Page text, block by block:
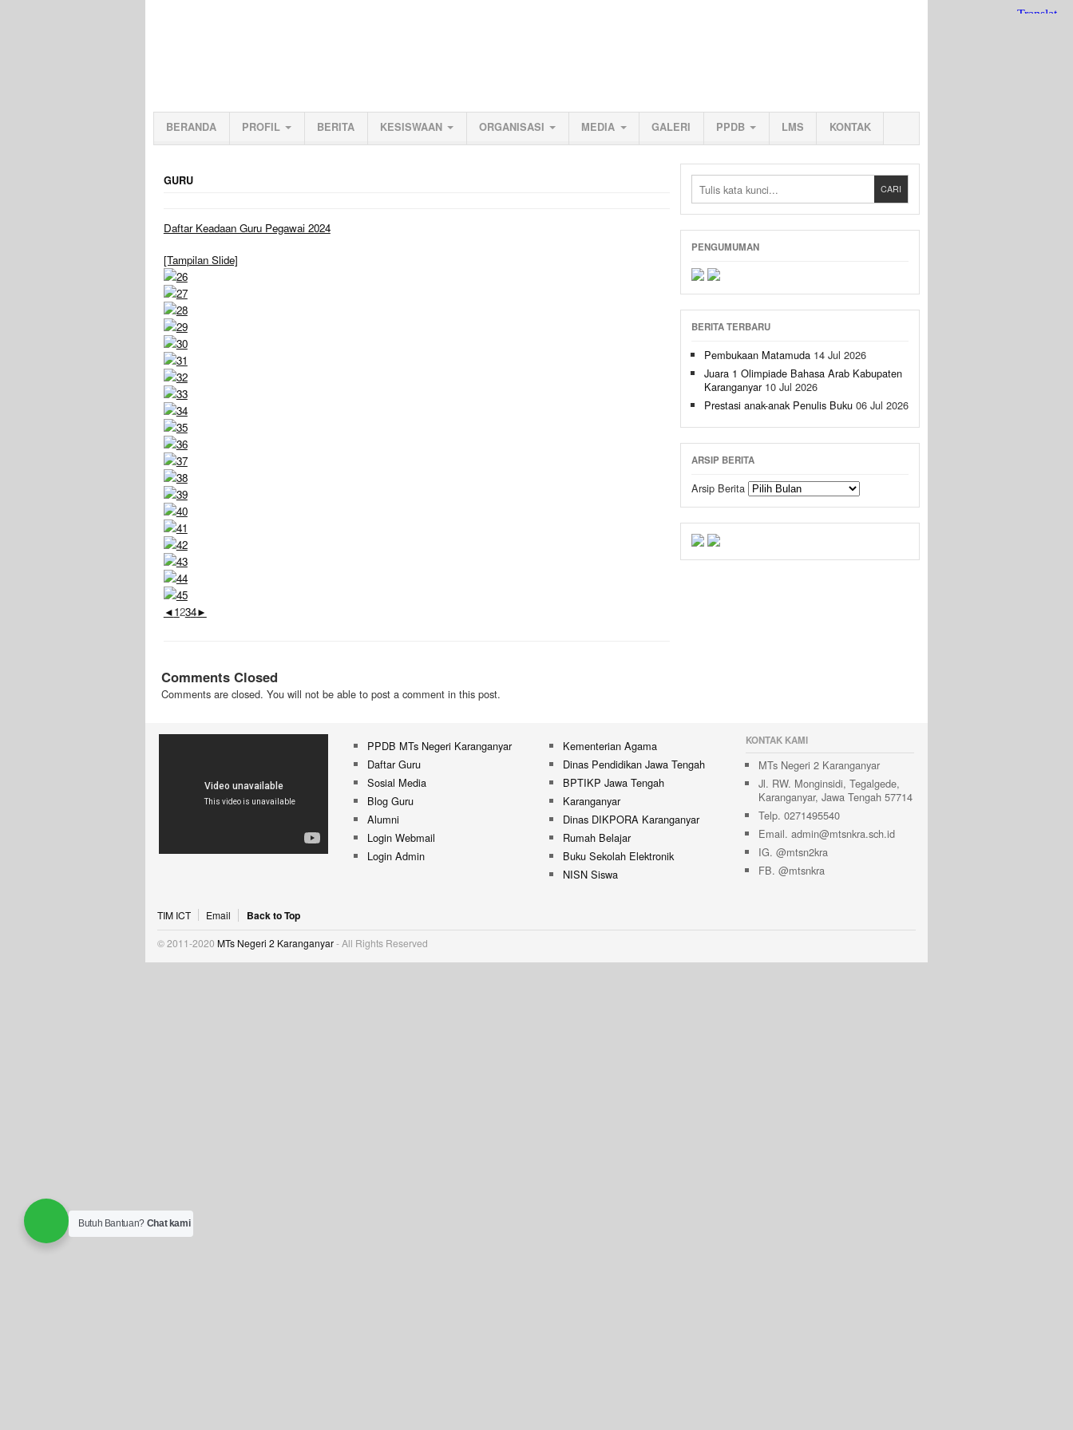
BERANDA PROFIL BERITA KESISWAAN ORGANISASI MEDIA GALERI PPDB LMS KONTAK
GURU
Daftar Keadaan Guru Pegawai 2024
[Tampilan Slide]
◄1234►
Comments Closed
Comments are closed. You will not be able to post a comment in this post.
PENGUMUMAN
BERITA TERBARU
Pembukaan Matamuda 14 Jul 2026
Juara 1 Olimpiade Bahasa Arab Kabupaten
Karanganyar 10 Jul 2026
Prestasi anak-anak Penulis Buku 06 Jul 2026
ARSIP BERITA
Arsip Berita
PPDB MTs Negeri Karanganyar
Daftar Guru
Sosial Media
Blog Guru
Alumni
Login Webmail
Login Admin
Kementerian Agama
Dinas Pendidikan Jawa Tengah
BPTIKP Jawa Tengah
Karanganyar
Dinas DIKPORA Karanganyar
Rumah Belajar
Buku Sekolah Elektronik
NISN Siswa
KONTAK KAMI
MTs Negeri 2 Karanganyar
Jl. RW. Monginsidi, Tegalgede,
Karanganyar, Jawa Tengah 57714
Telp. 0271495540
Email. admin@mtsnkra.sch.id
IG. @mtsn2kra
FB. @mtsnkra
TIM ICT Email Back to Top
© 2011-2020 MTs Negeri 2 Karanganyar- All Rights Reserved
Butuh Bantuan? Chat kami